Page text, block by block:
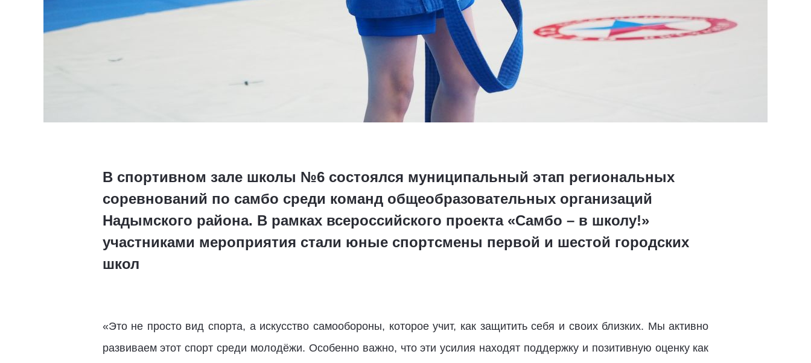
В спортивном зале школы №6 состоялся муниципальный этап региональных
соревнований по самбо среди команд общеобразовательных организаций
Надымского района. В рамках всероссийского проекта «Самбо – в школу!»
участниками мероприятия стали юные спортсмены первой и шестой городских
школ
«Это не просто вид спорта, а искусство самообороны, которое учит, как защитить себя и своих близких. Мы активно
развиваем этот спорт среди молодёжи. Особенно важно, что эти усилия находят поддержку и позитивную оценку как